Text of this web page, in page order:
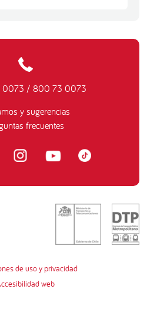
/ 800 73 0073
y sugerencias
frecuentes
de uso y privacidad
web